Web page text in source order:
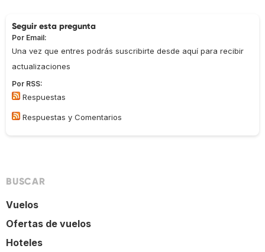
Seguir esta pregunta
Por Email:
Una vez que entres podrás suscribirte desde aquí para recibir
actualizaciones
Por RSS:
Respuestas
Respuestas y Comentarios
BUSCAR
Vuelos
Ofertas de vuelos
Hoteles